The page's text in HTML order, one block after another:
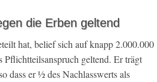
die Erben geltend
hat, belief sich auf knapp 2.000.000
geltend. Er trägt
dass er ½ des Nachlasswerts als